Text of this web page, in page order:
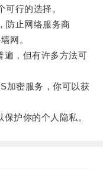
行的选择。
止网络服务商
网。
，但有许多方法可
密服务，你可以获
护你的个人隐私。